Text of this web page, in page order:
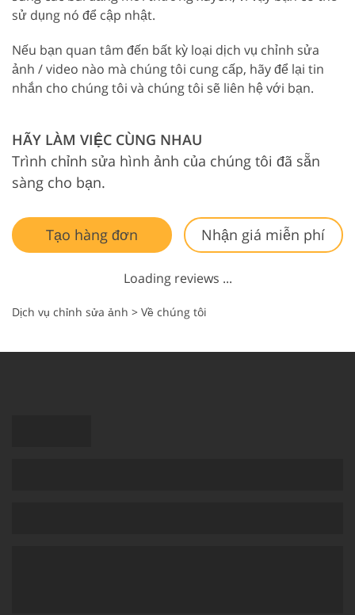
sử dụng nó để cập nhật.
Nếu bạn quan tâm đến bất kỳ loại dịch vụ chỉnh sửa
ảnh / video nào mà chúng tôi cung cấp, hãy để lại tin
nhắn cho chúng tôi và chúng tôi sẽ liên hệ với bạn.
HÃY LÀM VIỆC CÙNG NHAU
Trình chỉnh sửa hình ảnh của chúng tôi đã sẵn
sàng cho bạn.
Tạo hàng đơn Nhận giá miễn phí
Loading reviews ...
Dịch vụ chỉnh sửa ảnh > Về chúng tôi